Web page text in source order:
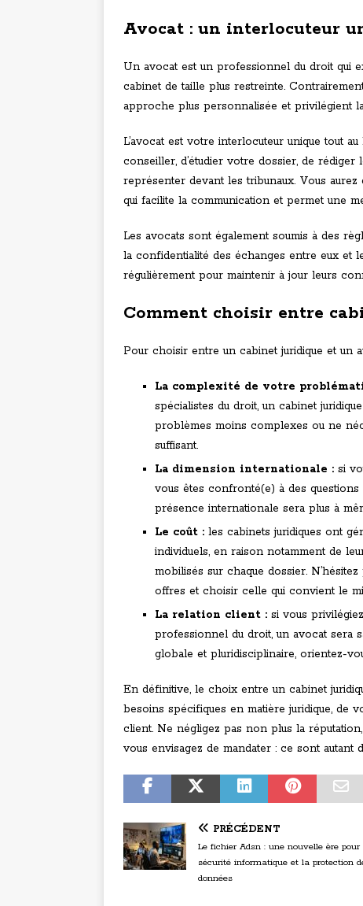
Avocat : un interlocuteur
Un avocat est un professionnel du droit qui
cabinet de taille plus restreinte.
approche plus personnalisée et privilégient
L’avocat est votre interlocuteur unique tout
conseiller, d’étudier votre dossier, de
représenter devant les tribunaux. Vous
qui facilite la communication et permet une
Les avocats sont également soumis à des
la confidentialité des échanges entre eux et
régulièrement pour maintenir à jour leurs
Comment choisir entre
Pour choisir entre un cabinet juridique et un
La complexité de votre
spécialistes du droit, un cabinet
problèmes moins complexes ou ne
suffisant.
La dimension internationale : si
vous êtes confronté(e) à des
présence internationale sera plus à
Le coût : les cabinets juridiques ont
individuels, en raison notamment de
mobilisés sur chaque dossier.
offres et choisir celle qui convient le
La relation client : si vous
professionnel du droit, un avocat sera
globale et pluridisciplinaire, orientez-
En définitive, le choix entre un cabinet
besoins spécifiques en matière juridique, de
client. Ne négligez pas non plus la
vous envisagez de mandater : ce sont
PRÉCÉDENT
Le fichier Adsn : une nouvelle ère pour
sécurité informatique et la protection
données